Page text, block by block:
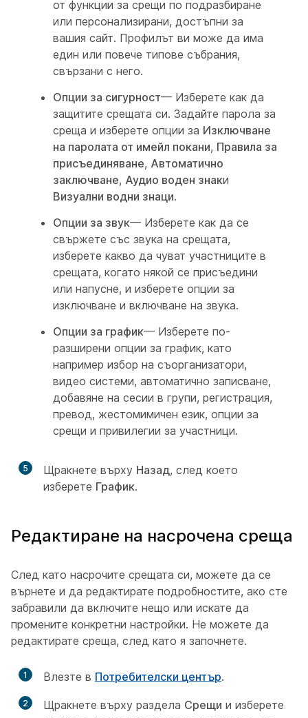
от функции за срещи по подразбиране
или персонализирани, достъпни за
вашия сайт. Профилът ви може да има
един или повече типове събрания,
свързани с него.
Опции за сигурност— Изберете как да
защитите срещата си. Задайте парола за
среща и изберете опции за Изключване
на паролата от имейл покани, Правила за
присъединяване, Автоматично
заключване, Аудио воден знаки
Визуални водни знаци.
Опции за звук— Изберете как да се
свържете със звука на срещата,
изберете какво да чуват участниците в
срещата, когато някой се присъедини
или напусне, и изберете опции за
изключване и включване на звука.
Опции за график— Изберете по-
разширени опции за график, като
например избор на съорганизатори,
видео системи, автоматично записване,
добавяне на сесии в групи, регистрация,
превод, жестомимичен език, опции за
срещи и привилегии за участници.
5 Щракнете върху Назад, след което
изберете График.
Редактиране на насрочена среща
След като насрочите срещата си, можете да се
върнете и да редактирате подробностите, ако сте
забравили да включите нещо или искате да
промените конкретни настройки. Не можете да
редактирате среща, след като я започнете.
1 Влезте в Потребителски център.
2 Щракнете върху раздела Срещи и изберете